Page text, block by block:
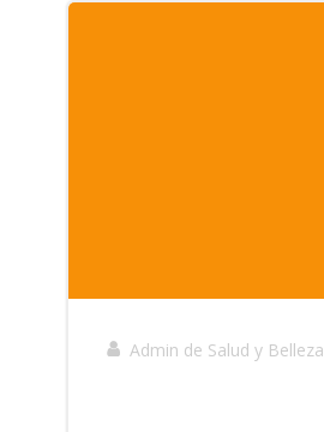
Admin de Salud y Belleza